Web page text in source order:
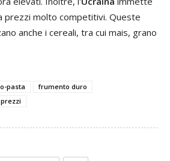
prezzi molto competitivi. Queste
anche i cereali, tra cui mais, grano
pasta
frumento duro
prezzi